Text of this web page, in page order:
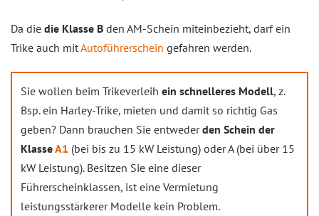
Da die die Klasse B den AM-Schein miteinbezieht, darf ein
Trike auch mitAutoführerschein gefahren werden.
Sie wollen beim Trikeverleih ein schnelleres Modell, z.
Bsp. ein Harley-Trike, mieten und damit so richtig Gas
geben? Dann brauchen Sie entwederden Schein der
KlasseA1 (bei bis zu 15 kW Leistung) oder A (bei über 15
kW Leistung). Besitzen Sie eine dieser
Führerscheinklassen, ist eine Vermietung
leistungsstärkerer Modelle kein Problem.